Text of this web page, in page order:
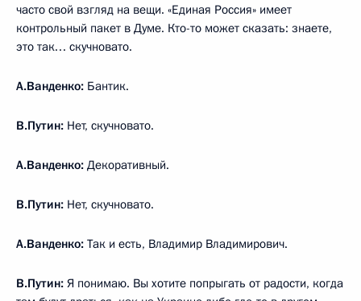
часто свой взгляд на вещи. «Единая Россия» имеет
контрольный пакет в Думе. Кто-то может сказать: знаете,
это так… скучновато.
А.Ванденко: Бантик.
В.Путин: Нет, скучновато.
А.Ванденко: Декоративный.
В.Путин: Нет, скучновато.
А.Ванденко: Так и есть, Владимир Владимирович.
В.Путин: Я понимаю. Вы хотите попрыгать от радости, когда